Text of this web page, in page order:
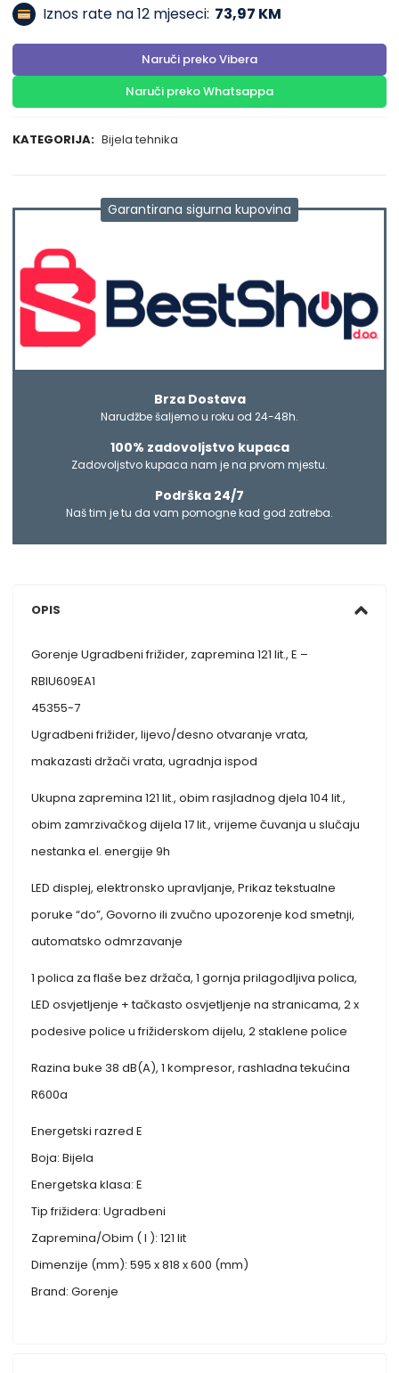
Iznos rate na 12 mjeseci: 73,97 KM
Naruči preko Vibera
Naruči preko Whatsappa
KATEGORIJA: Bijela tehnika
Garantirana sigurna kupovina
Brza Dostava
Narudžbe šaljemo u roku od 24-48h.
100% zadovoljstvo kupaca
Zadovoljstvo kupaca nam je na prvom mjestu.
Podrška 24/7
Naš tim je tu da vam pomogne kad god zatreba.
OPIS
Gorenje Ugradbeni frižider, zapremina 121 lit., E –
RBIU609EA1
45355-7
Ugradbeni frižider, lijevo/desno otvaranje vrata,
makazasti držači vrata, ugradnja ispod
Ukupna zapremina 121 lit., obim rasjladnog djela 104 lit.,
obim zamrzivačkog dijela 17 lit., vrijeme čuvanja u slučaju
nestanka el. energije 9h
LED displej, elektronsko upravljanje, Prikaz tekstualne
poruke “do”, Govorno ili zvučno upozorenje kod smetnji,
automatsko odmrzavanje
1 polica za flaše bez držača, 1 gornja prilagodljiva polica,
LED osvjetljenje + tačkasto osvjetljenje na stranicama, 2 x
podesive police u frižiderskom dijelu, 2 staklene police
Razina buke 38 dB(A), 1 kompresor, rashladna tekućina
R600a
Energetski razred E
Boja: Bijela
Energetska klasa: E
Tip frižidera: Ugradbeni
Zapremina/Obim ( l ): 121 lit
Dimenzije (mm): 595 x 818 x 600 (mm)
Brand: Gorenje